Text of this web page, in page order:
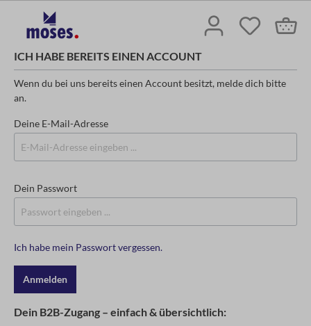
ICH HABE BEREITS EINEN ACCOUNT
Wenn du bei uns bereits einen Account besitzt, melde dich bitte
an.
Deine E-Mail-Adresse
Dein Passwort
Ich habe mein Passwort vergessen.
Anmelden
Dein B2B-Zugang – einfach & übersichtlich: